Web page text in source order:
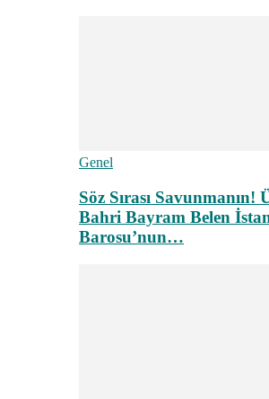
Genel
Söz Sırası Savunmanın!
Bahri Bayram Belen
Barosu’nun…